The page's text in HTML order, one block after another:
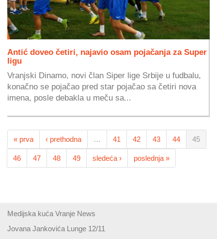
Antić doveo četiri, najavio osam pojačanja za Super
ligu
Vranjski Dinamo, novi član Siper lige Srbije u fudbalu,
konačno se pojačao pred star pojačao sa četiri nova
imena, posle debakla u meču sa...
« prva ‹ prethodna … 41 42 43 44 45
46 47 48 49 sledeća › poslednja »
Medijska kuća Vranje News
Jovana Jankovića Lunge 12/11